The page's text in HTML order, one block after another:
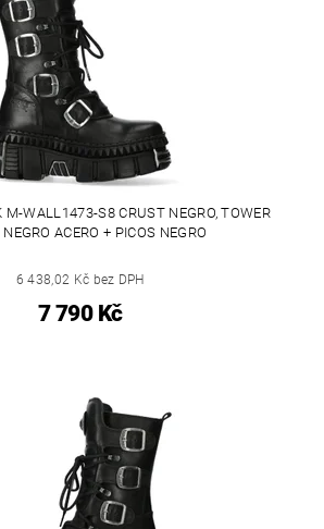
M-WALL1473-S8 CRUST NEGRO, TOWER
ACERO + PICOS NEGRO
6 438,02 Kč bez DPH
7 790 Kč